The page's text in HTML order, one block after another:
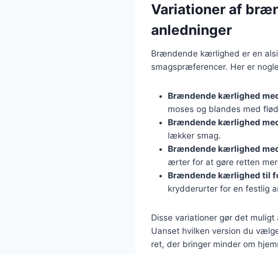
Variationer af
anledninger
Brændende kærlighed er en
smagspræferencer. Her er
Brændende kærlighed
moses og blandes med
Brændende kærlighed
lækker smag.
Brændende kærlighed
ærter for at gøre retten
Brændende kærlighed til
krydderurter for en festlig
Disse variationer gør det
Uanset hvilken version du
ret, der bringer minder om